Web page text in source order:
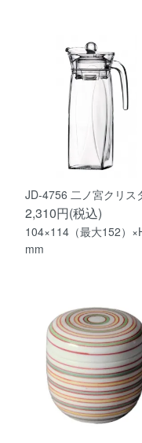
JD-4756 二ノ宮クリ
2,310円(税込)
104×114（最大152）
mm